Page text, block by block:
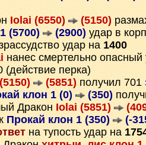
Iolai (6550) (5150)
(5700) (2900) удар в
удар на 1400
нанес смертельно
(действие перка)
(5851) получил 701
клон 1 (0) (350)
Дракон Iolai (5851)
Прокай клон 1 (350)
(-
на тупость удар на